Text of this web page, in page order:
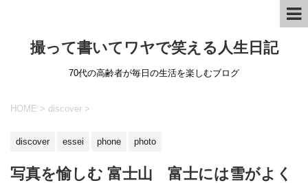
撮って書いてワヤで笑える人生日記
70代の高齢者が毎日の生活を楽しむブログ
HOME > discover >
discover essei phone photo
写真を愉しむ 富士山 富士には雪がよく